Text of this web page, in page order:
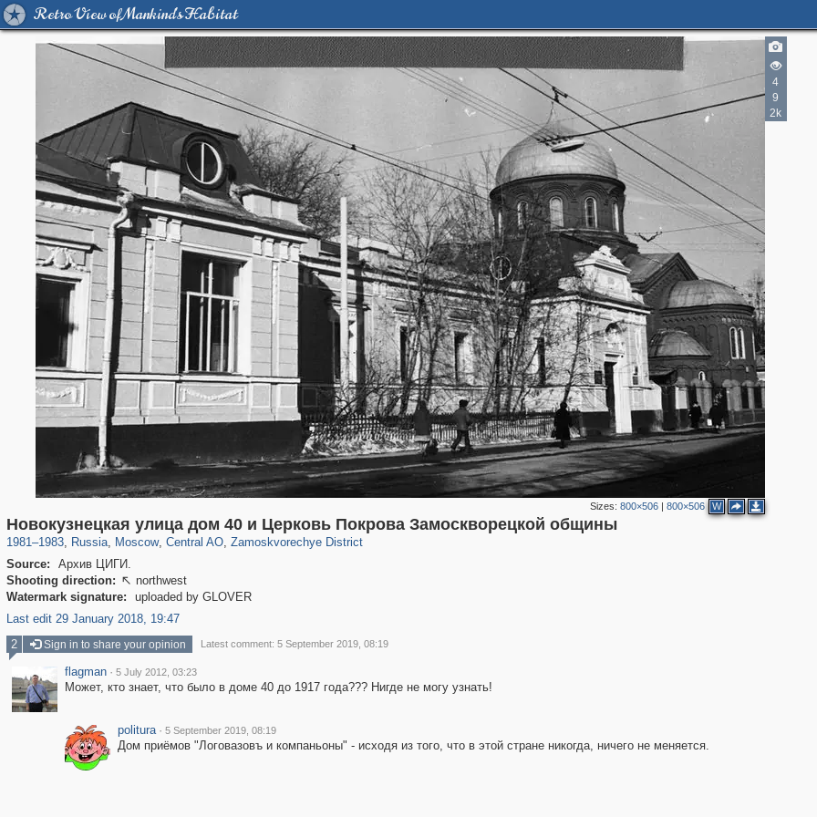
Retro View of Mankind's Habitat
4
9
2k
Sizes: 800×506| 800×506 W
Новокузнецкая улица дом 40 и Церковь Покрова Замоскворецкой общины
1981–1983, Russia
1,407,232 29,248
, Moscow
319,878 8,286
, Central AO
160,021 5,916
, Zamoskvorechye District
6,190 211
Source:
Архив ЦИГИ.
Shooting direction:  northwest
Watermark signature:
uploaded by GLOVER
Last edit 29 January 2018, 19:47
2 Sign in to share your opinion Latest comment: 5 September 2019, 08:19
flagman · 5 July 2012, 03:23
Может, кто знает, что было в доме 40 до 1917 года??? Нигде не могу узнать!
politura · 5 September 2019, 08:19
Дом приёмов "Логовазовъ и компаньоны" - исходя из того, что в этой стране никогда, ничего не меняется.